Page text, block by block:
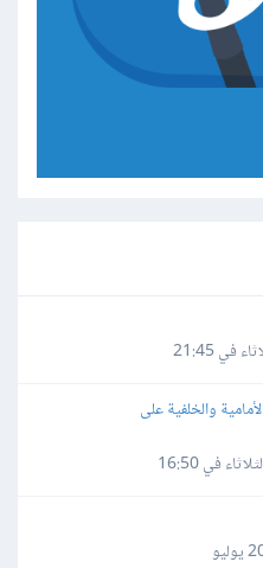
في 21:45
والخلفية على
في 16:50